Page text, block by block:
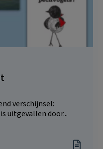
verschijnsel:
uitgevallen door...